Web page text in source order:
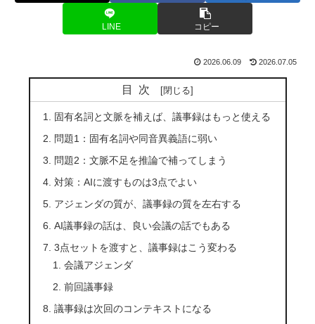
LINE コピー
2026.06.09 2026.07.05
目次
固有名詞と文脈を補えば、議事録はもっと使える
問題1：固有名詞や同音異義語に弱い
問題2：文脈不足を推論で補ってしまう
対策：AIに渡すものは3点でよい
アジェンダの質が、議事録の質を左右する
AI議事録の話は、良い会議の話でもある
3点セットを渡すと、議事録はこう変わる
会議アジェンダ
前回議事録
議事録は次回のコンテキストになる